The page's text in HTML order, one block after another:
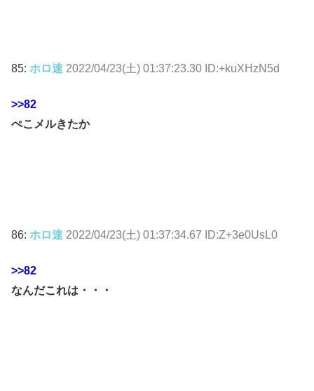
85: ホロ速 2022/04/23(土) 01:37:23.30 ID:+kuXHzN5d
>>82
ぺこメルきたか
86: ホロ速 2022/04/23(土) 01:37:34.67 ID:Z+3e0UsL0
>>82
なんだこれは・・・